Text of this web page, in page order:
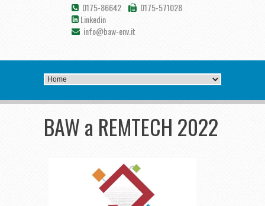
0175-86642
0175-571028
Linkedin
info@baw-env.it
BAW a REMTECH 2022